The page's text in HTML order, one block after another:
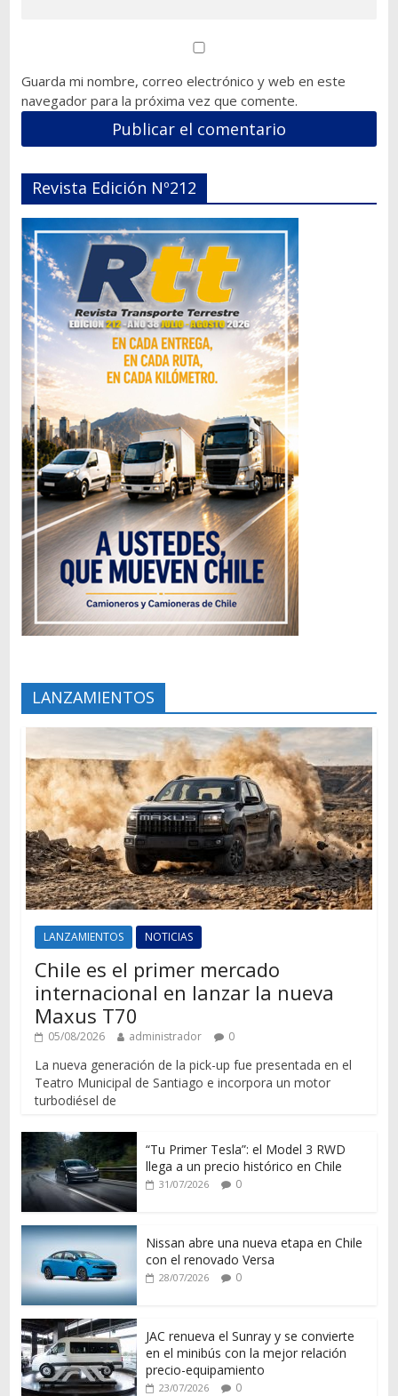
Guarda mi nombre, correo electrónico y web en este
navegador para la próxima vez que comente.
Revista Edición Nº212
LANZAMIENTOS
LANZAMIENTOS NOTICIAS
Chile es el primer mercado
internacional en lanzar la nueva
Maxus T70
05/08/2026 administrador 0
La nueva generación de la pick-up fue presentada en el
Teatro Municipal de Santiago e incorpora un motor
turbodiésel de
“Tu Primer Tesla”: el Model 3 RWD
llega a un precio histórico en Chile
31/07/2026 0
Nissan abre una nueva etapa en Chile
con el renovado Versa
28/07/2026 0
JAC renueva el Sunray y se convierte
en el minibús con la mejor relación
precio-equipamiento
23/07/2026 0